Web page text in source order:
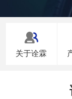
关于诠霖